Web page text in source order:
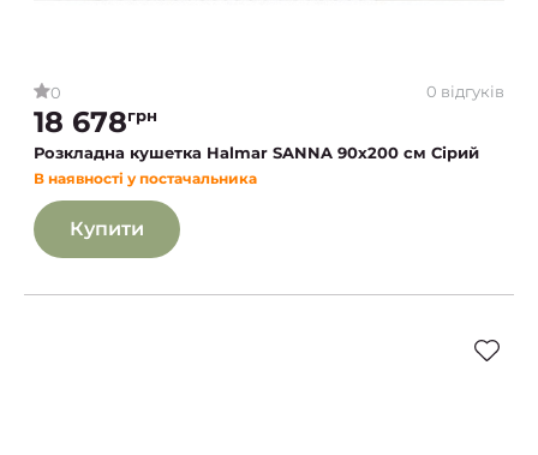
0 0 відгуків
18 678грн
Розкладна кушетка Halmar SANNA 90x200 см Сірий
В наявності у постачальника
Купити